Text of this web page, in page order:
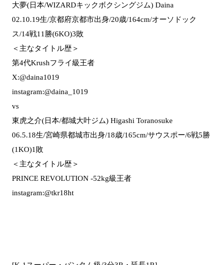
大夢(日本/WIZARDキックボクシングジム) Daina
02.10.19生/京都府京都市出身/20歳/164cm/オーソドック
ス/14戦11勝(6KO)3敗
＜主なタイトル歴＞
第4代Krushフライ級王者
X:@daina1019
instagram:@daina_1019
vs
東虎之介(日本/都城大叶ジム) Higashi Toranosuke
06.5.18生/宮崎県都城市出身/18歳/165cm/サウスポー/6戦5勝
(1KO)1敗
＜主なタイトル歴＞
PRINCE REVOLUTION -52kg級王者
instagram:@tkr18ht